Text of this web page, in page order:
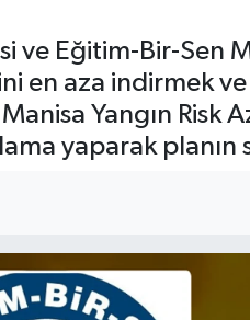
ve Eğitim-Bir-Sen
en aza indirmek
Yangın Risk
yaparak